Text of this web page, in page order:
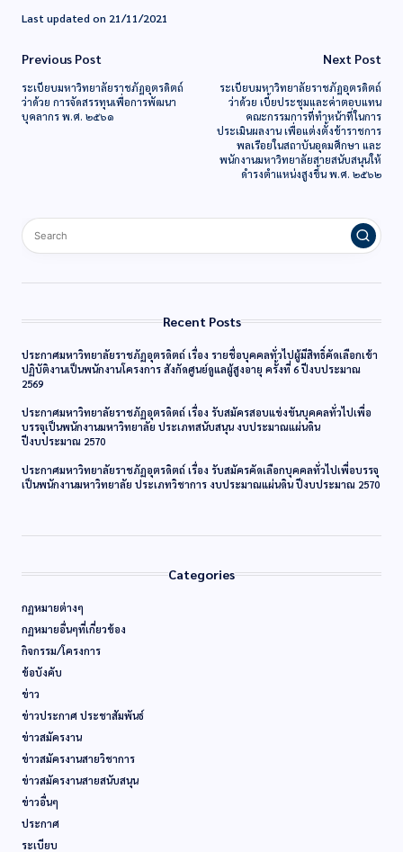
Last updated on 21/11/2021
Previous Post
ระเบียบมหาวิทยาลัยราชภัฏอุตรดิตถ์
ว่าด้วย การจัดสรรทุนเพื่อการพัฒนา
บุคลากร พ.ศ. ๒๕๖๑
Next Post
ระเบียบมหาวิทยาลัยราชภัฏอุตรดิตถ์
ว่าด้วย เบี้ยประชุมและค่าตอบแทน
คณะกรรมการที่ทำหน้าที่ในการ
ประเมินผลงาน เพื่อแต่งตั้งข้าราชการ
พลเรือยในสถาบันอุดมศึกษา และ
พนักงานมหาวิทยาลัยสายสนับสนุนให้
ดำรงตำแหน่งสูงขึ้น พ.ศ. ๒๕๖๒
Recent Posts
ประกาศมหาวิทยาลัยราชภัฏอุตรดิตถ์ เรื่อง รายชื่อบุคคลทั่วไปผู้มีสิทธิ์คัดเลือกเข้า
ปฏิบัติงานเป็นพนักงานโครงการ สังกัดศูนย์ดูแลผู้สูงอายุ ครั้งที่ 6 ปีงบประมาณ
2569
ประกาศมหาวิทยาลัยราชภัฏอุตรดิตถ์ เรื่อง รับสมัครสอบแข่งขันบุคคลทั่วไปเพื่อ
บรรจุเป็นพนักงานมหาวิทยาลัย ประเภทสนับสนุน งบประมาณแผ่นดิน
ปีงบประมาณ 2570
ประกาศมหาวิทยาลัยราชภัฏอุตรดิตถ์ เรื่อง รับสมัครคัดเลือกบุคคลทั่วไปเพื่อบรรจุ
เป็นพนักงานมหาวิทยาลัย ประเภทวิชาการ งบประมาณแผ่นดิน ปีงบประมาณ 2570
Categories
กฏหมายต่างๆ
กฏหมายอื่นๆที่เกี่ยวข้อง
กิจกรรม/โครงการ
ข้อบังคับ
ข่าว
ข่าวประกาศ ประชาสัมพันธ์
ข่าวสมัครงาน
ข่าวสมัครงานสายวิชาการ
ข่าวสมัครงานสายสนับสนุน
ข่าวอื่นๆ
ประกาศ
ระเบียบ